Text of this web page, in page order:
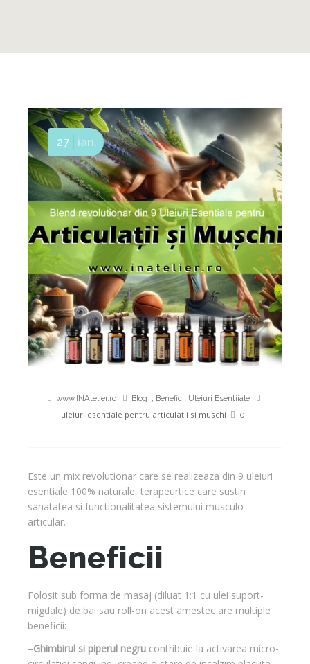
www.INAtelier.ro Blog , Beneficii Uleiuri Esentiiale
uleiuri esentiale pentru articulatii si muschi 0
27 ian.
Este un mix revolutionar care se realizeaza din 9 uleiuri
esentiale 100% naturale, terapeurtice care sustin
sanatatea si functionalitatea sistemului musculo-
articular.
Beneficii
Folosit sub forma de masaj (diluat 1:1 cu ulei suport-
migdale) de bai sau roll-on acest amestec are multiple
beneficii:
–Ghimbirul si piperul negru contribuie la activarea micro-